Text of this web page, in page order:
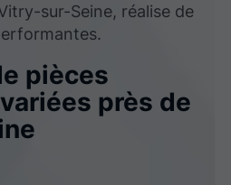
sur-Seine, réalise de
pièces
près de